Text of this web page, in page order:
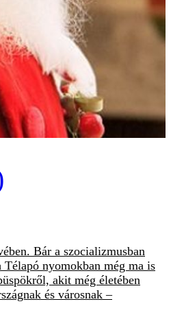
Bár a szocializmusban
nyomokban még ma is
akit még életében
és városnak –